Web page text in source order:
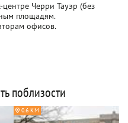
Черри Тауэр (без
площадям.
офисов.
поблизости
0.6 КМ